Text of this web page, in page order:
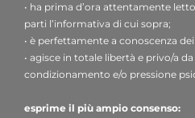
Titolare del trattamento:
persona del legale
sede legale in Via Archimede,
Soliera (MO) – Italia, indirizzo
• ha prima d’ora attentamente
parti l’informativa di cui sopra;
• è perfettamente a conoscenza
• agisce in totale libertà e privo/a
condizionamento e/o pressione
esprime il più ampio consenso: